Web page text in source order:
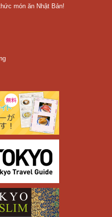
món ăn Nhật Bản!